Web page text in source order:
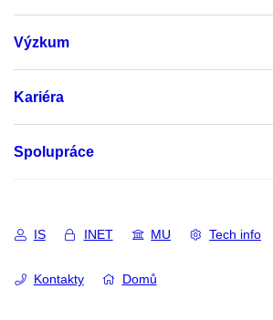
Výzkum
Kariéra
Spolupráce
IS INET MU Tech info
Kontakty Domů